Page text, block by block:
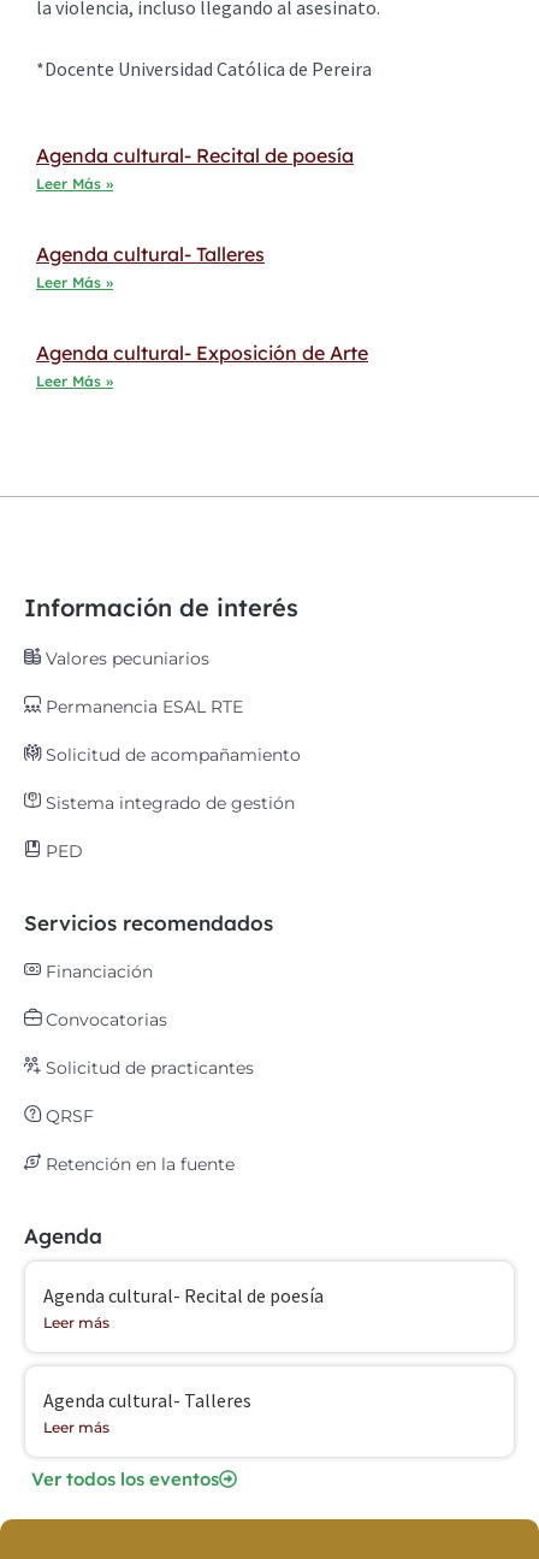
la violencia, incluso llegando al asesinato.
*Docente Universidad Católica de Pereira
Agenda cultural- Recital de poesía
Leer Más »
Agenda cultural- Talleres
Leer Más »
Agenda cultural- Exposición de Arte
Leer Más »
Información de interés
Valores pecuniarios
Permanencia ESAL RTE
Solicitud de acompañamiento
Sistema integrado de gestión
PED
Servicios recomendados
Financiación
Convocatorias
Solicitud de practicantes
QRSF
Retención en la fuente
Agenda
Agenda cultural- Recital de poesía
Leer más
Agenda cultural- Talleres
Leer más
Ver todos los eventos